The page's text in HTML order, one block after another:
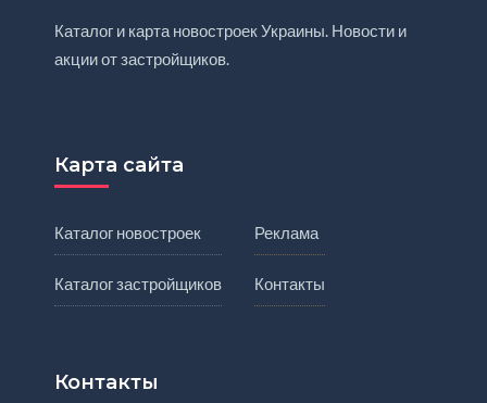
Каталог и карта новостроек Украины. Новости и
акции от застройщиков.
Карта сайта
Каталог новостроек
Каталог застройщиков
Реклама
Контакты
Контакты